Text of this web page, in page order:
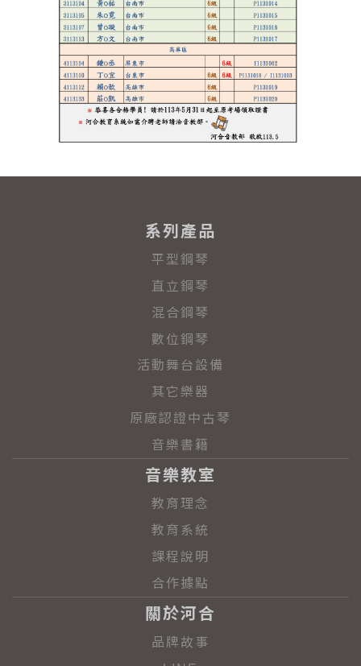
系列產品
平型鋼琴
直立鋼琴
混合鋼琴
數位鋼琴
活動舞台設備
其它樂器
原廠認證中古琴
音樂書籍
音樂教室
教育理念
教育系統
課程說明
合作據點
關於河合
品牌故事